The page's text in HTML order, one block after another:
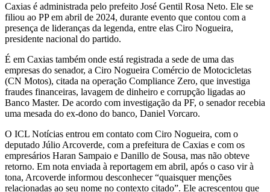
Caxias é administrada pelo prefeito José Gentil Rosa Neto. Ele se
filiou ao PP em abril de 2024, durante evento que contou com a
presença de lideranças da legenda, entre elas Ciro Nogueira,
presidente nacional do partido.
É em Caxias também onde está registrada a sede de uma das
empresas do senador, a Ciro Nogueira Comércio de Motocicletas
(CN Motos), citada na operação Compliance Zero, que investiga
fraudes financeiras, lavagem de dinheiro e corrupção ligadas ao
Banco Master. De acordo com investigação da PF, o senador recebia
uma mesada do ex-dono do banco, Daniel Vorcaro.
O ICL Notícias entrou em contato com Ciro Nogueira, com o
deputado Júlio Arcoverde, com a prefeitura de Caxias e com os
empresários Haran Sampaio e Danillo de Sousa, mas não obteve
retorno. Em nota enviada à reportagem em abril, após o caso vir à
tona, Arcoverde informou desconhecer “quaisquer menções
relacionadas ao seu nome no contexto citado”. Ele acrescentou que